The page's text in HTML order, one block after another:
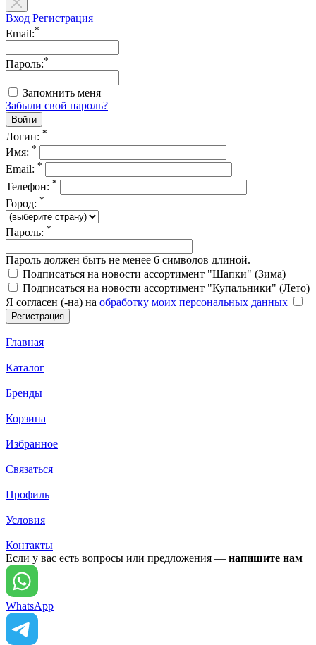
Вход Регистрация
Email:*
Пароль:*
Запомнить меня
Забыли свой пароль?
Логин: *
Имя: *
Email: *
Телефон: *
Город: *
Пароль: *
Пароль должен быть не менее 6 символов длиной.
Подписаться на новости ассортимент "Шапки" (Зима)
Подписаться на новости ассортимент "Купальники" (Лето)
Я согласен (-на) на обработку моих персональных данных
Главная
Каталог
Бренды
Корзина
Избранное
Связаться
Профиль
Условия
Контакты
Если у вас есть вопросы или предложения — напишите нам
WhatsApp